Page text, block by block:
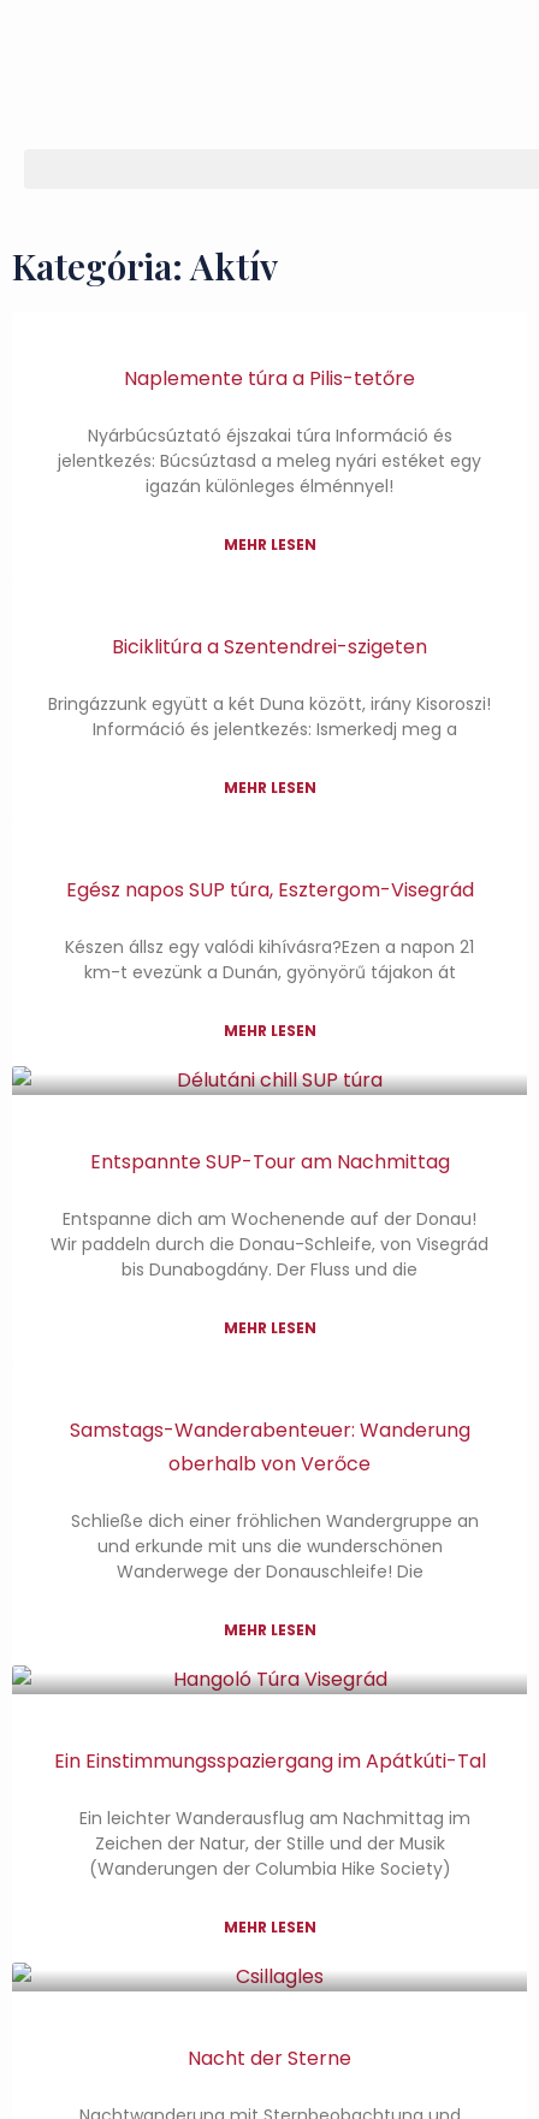
Kategória: Aktív
Naplemente túra a Pilis-tetőre
Nyárbúcsúztató éjszakai túra Információ és
jelentkezés: Búcsúztasd a meleg nyári estéket egy
igazán különleges élménnyel!
MEHR LESEN
Biciklitúra a Szentendrei-szigeten
Bringázzunk együtt a két Duna között, irány Kisoroszi!
Információ és jelentkezés: Ismerkedj meg a
MEHR LESEN
Egész napos SUP túra, Esztergom-Visegrád
Készen állsz egy valódi kihívásra?Ezen a napon 21
km-t evezünk a Dunán, gyönyörű tájakon át
MEHR LESEN
Entspannte SUP-Tour am Nachmittag
Entspanne dich am Wochenende auf der Donau!
Wir paddeln durch die Donau-Schleife, von Visegrád
bis Dunabogdány. Der Fluss und die
MEHR LESEN
Samstags-Wanderabenteuer: Wanderung
oberhalb von Verőce
Schließe dich einer fröhlichen Wandergruppe an
und erkunde mit uns die wunderschönen
Wanderwege der Donauschleife! Die
MEHR LESEN
Ein Einstimmungsspaziergang im Apátkúti-Tal
Ein leichter Wanderausflug am Nachmittag im
Zeichen der Natur, der Stille und der Musik
(Wanderungen der Columbia Hike Society)
MEHR LESEN
Nacht der Sterne